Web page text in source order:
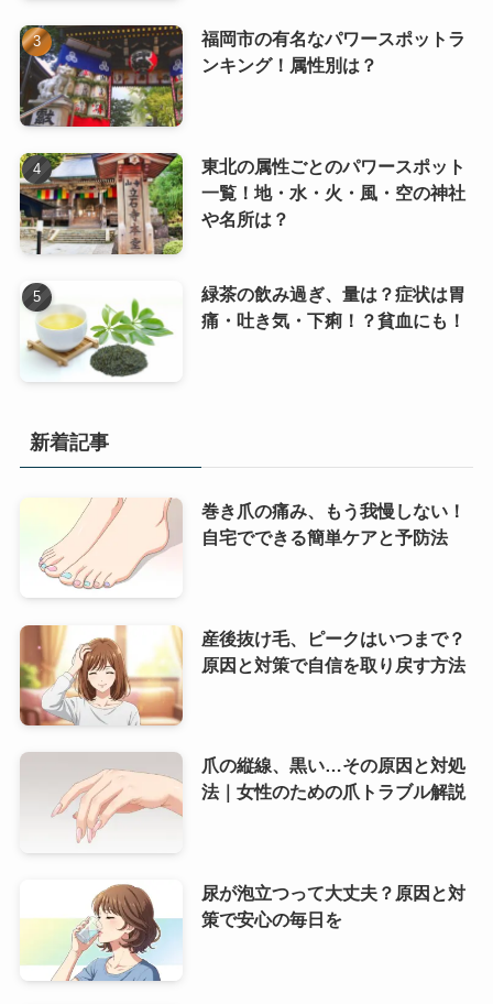
福岡市の有名なパワースポットラ
ンキング！属性別は？
東北の属性ごとのパワースポット
一覧！地・水・火・風・空の神社
や名所は？
緑茶の飲み過ぎ、量は？症状は胃
痛・吐き気・下痢！？貧血にも！
新着記事
巻き爪の痛み、もう我慢しない！
自宅でできる簡単ケアと予防法
産後抜け毛、ピークはいつまで？
原因と対策で自信を取り戻す方法
爪の縦線、黒い…その原因と対処
法｜女性のための爪トラブル解説
尿が泡立つって大丈夫？原因と対
策で安心の毎日を